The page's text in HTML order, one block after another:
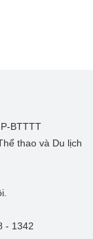
BTTTT
thao và Du lịch
- 1342